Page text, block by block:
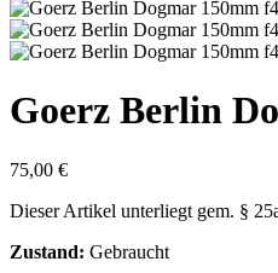
Goerz Berlin
75,00 €
Dieser Artikel unterliegt gem. §
Zustand: Gebraucht